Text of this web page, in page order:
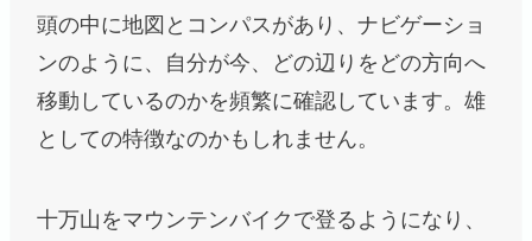
頭の中に地図とコンパスがあり、ナビゲーショ
ンのように、自分が今、どの辺りをどの方向へ
移動しているのかを頻繁に確認しています。雄
としての特徴なのかもしれません。
十万山をマウンテンバイクで登るようになり、